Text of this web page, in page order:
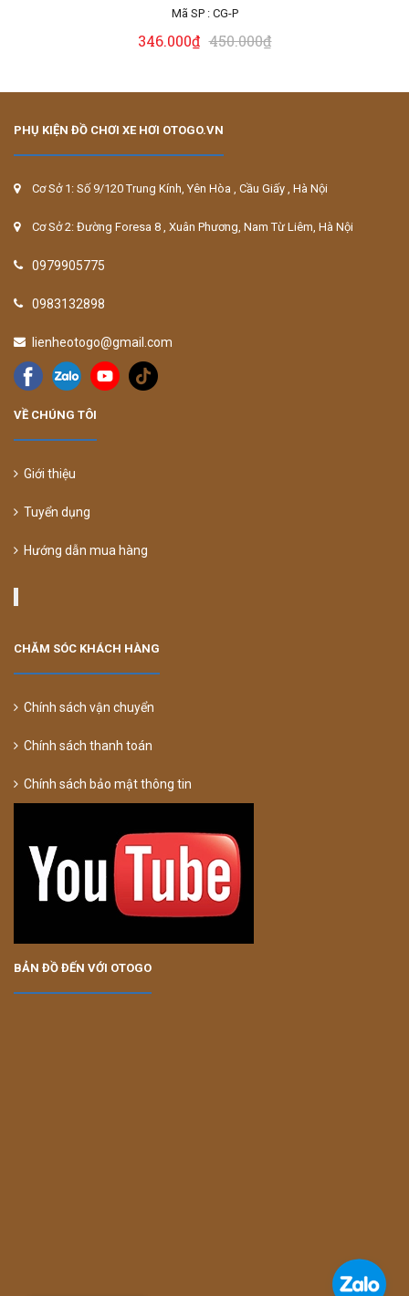
Mã SP : CG-P
346.000₫ 450.000₫
PHỤ KIỆN ĐỒ CHƠI XE HƠI OTOGO.VN
Cơ Sở 1: Số 9/120 Trung Kính, Yên Hòa , Cầu Giấy , Hà Nội
Cơ Sở 2: Đường Foresa 8 , Xuân Phương, Nam Từ Liêm, Hà Nội
0979905775
0983132898
lienheotogo@gmail.com
VỀ CHÚNG TÔI
Giới thiệu
Tuyển dụng
Hướng dẫn mua hàng
CHĂM SÓC KHÁCH HÀNG
Chính sách vận chuyển
Chính sách thanh toán
Chính sách bảo mật thông tin
BẢN ĐỒ ĐẾN VỚI OTOGO